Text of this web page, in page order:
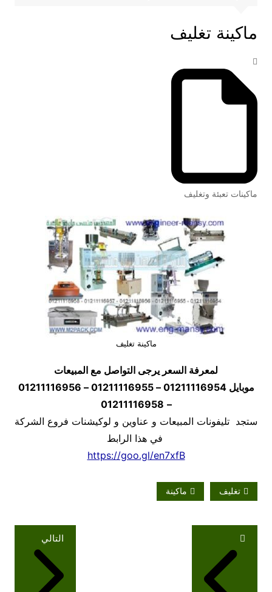
ماكينة تغليف
ماكينات تعبئة وتغليف
ماكينة تغليف
لمعرفة السعر يرجى التواصل مع المبيعات
موبايل01211116954 – 01211116955 – 01211116956
–
01211116958
ستجد تليفونات المبيعات و عناوين و لوكيشنات فروع الشركة
في هذا الرابط
https://goo.gl/en7xfB
تغليف ماكينة
تصفّح
المقالات
التالي